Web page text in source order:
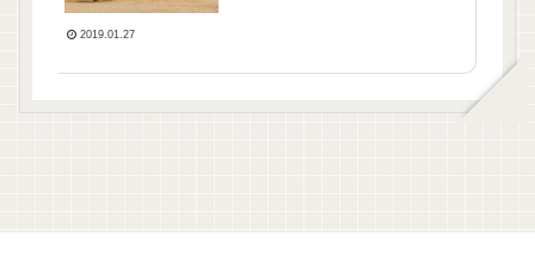
2019.01.27